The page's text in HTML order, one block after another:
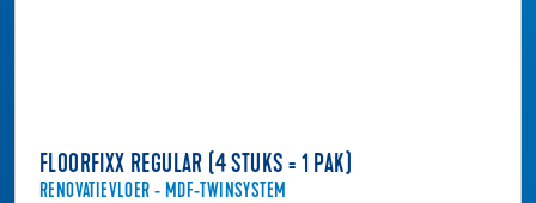
FLOORFIXX REGULAR (4 STUKS = 1 PAK)
RENOVATIEVLOER - MDF-TWINSYSTEM